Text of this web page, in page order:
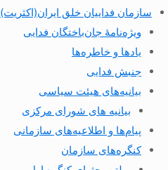
سازمان فداییان خلق ایران(اکثریت)
ویژه‌نامهٔ جان‌باختگان فدایی
یادها و خاطره‌ها
جنبش فدایی
بیانیه‌های هیئت سیاسی
بیانیه های شورای مرکزی
پیام‌ها و اطلاعیه‌های سازمانی
کنگره‌های سازمان